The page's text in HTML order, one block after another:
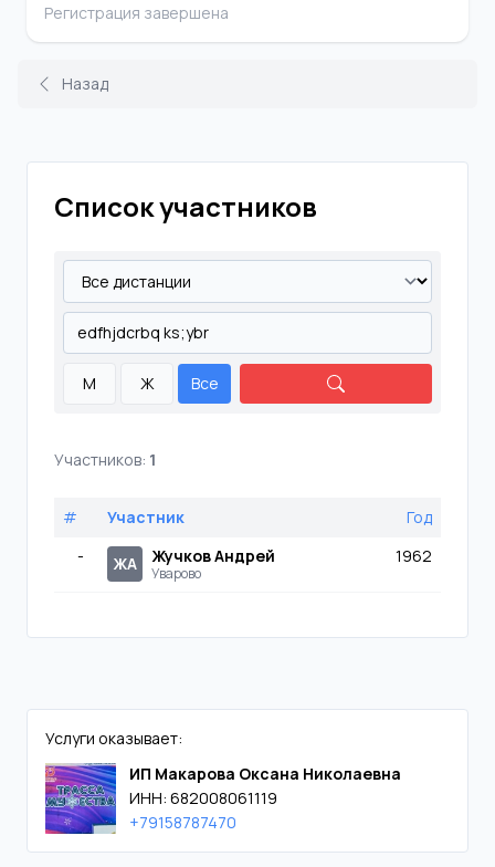
Регистрация завершена
Назад
Список участников
М Ж Все
Участников: 1
# Участник
Год
-
ЖА Жучков Андрей
Уварово
1962
Услуги оказывает:
ИП Макарова Оксана Николаевна
ИНН: 682008061119
+79158787470